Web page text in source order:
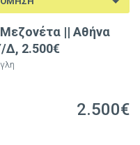
Μεζονέτα || Αθήνα
Δ, 2.500€
2.500€